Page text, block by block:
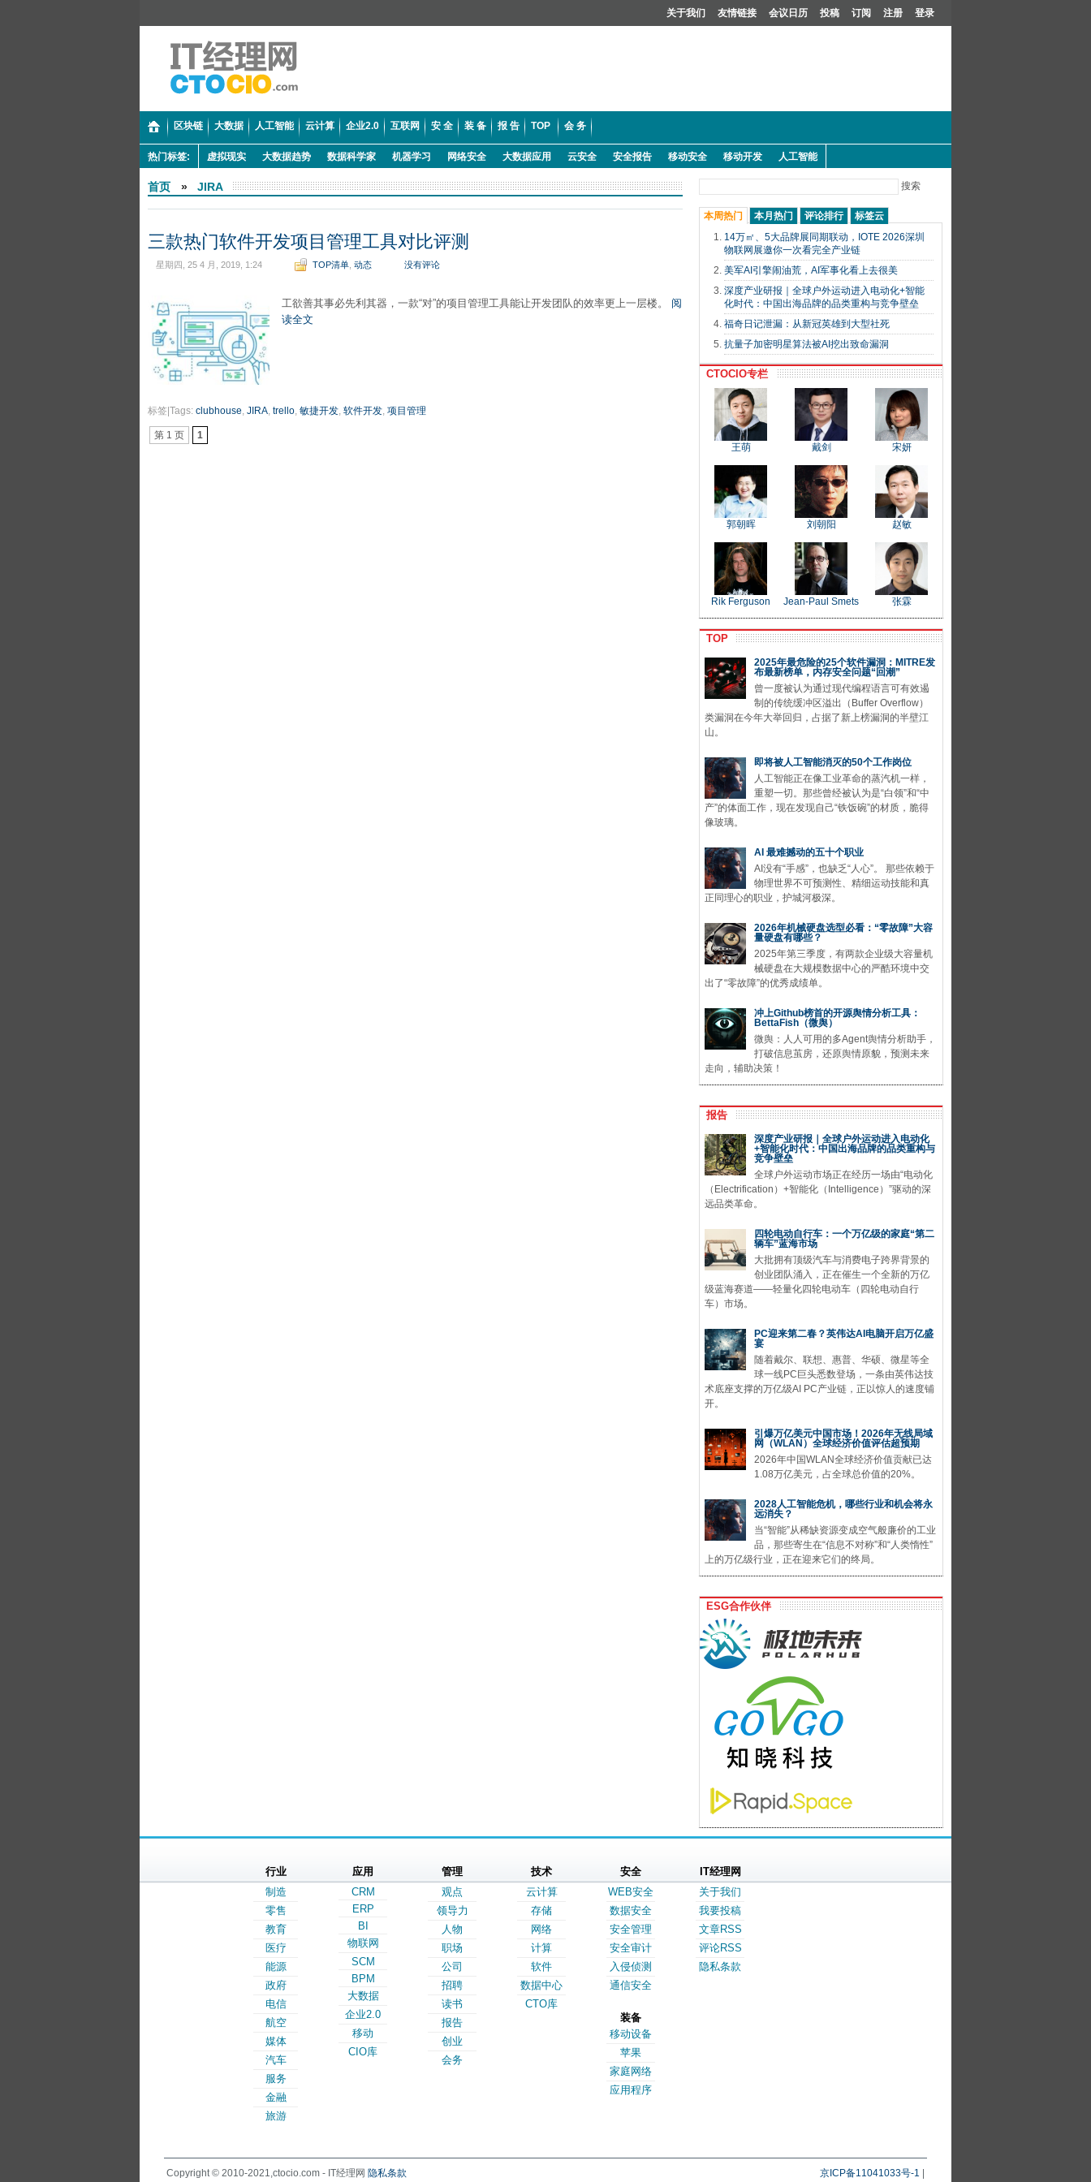
关于我们 友情链接 会议日历 投稿 订阅 注册 登录
区块链 大数据 人工智能 云计算 企业2.0 互联网 安 全 装 备 报 告 TOP 会 务
热门标签: 虚拟现实 大数据趋势 数据科学家 机器学习 网络安全 大数据应用 云安全 安全报告 移动安全 移动开发 人工智能
首页 » JIRA
三款热门软件开发项目管理工具对比评测
星期四, 25 4 月, 2019, 1:24 TOP清单 动态 没有评论
工欲善其事必先利其器，一款“对”的项目管理工具能让开发团队的效率更上一层楼。 阅
读全文
标签|Tags: clubhouse, JIRA, trello, 敏捷开发, 软件开发, 项目管理
第 1 页 1
搜索
本周热门 本月热门 评论排行
标签云
14万㎡、5大品牌展同期联动，IOTE 2026深圳
物联网展邀你一次看完全产业链
美军AI引擎闹油荒，AI军事化看上去很美
深度产业研报｜全球户外运动进入电动化+智能
化时代：中国出海品牌的品类重构与竞争壁垒
福奇日记泄漏：从新冠英雄到大型社死
抗量子加密明星算法被AI挖出致命漏洞
CTOCIO专栏
王萌 戴剑 宋妍
郭朝晖 刘朝阳 赵敏
Rik Ferguson Jean-Paul Smets 张霖
TOP
2025年最危险的25个软件漏洞：MITRE发
布最新榜单，内存安全问题“回潮”
曾一度被认为通过现代编程语言可有效遏
制的传统缓冲区溢出（Buffer Overflow）
类漏洞在今年大举回归，占据了新上榜漏洞的半壁江
山。
即将被人工智能消灭的50个工作岗位
人工智能正在像工业革命的蒸汽机一样，
重塑一切。那些曾经被认为是“白领”和“中
产”的体面工作，现在发现自己“铁饭碗”的材质，脆得
像玻璃。
AI 最难撼动的五十个职业
AI没有“手感”，也缺乏“人心”。 那些依赖于
物理世界不可预测性、精细运动技能和真
正同理心的职业，护城河极深。
2026年机械硬盘选型必看：“零故障”大容
量硬盘有哪些？
2025年第三季度，有两款企业级大容量机
械硬盘在大规模数据中心的严酷环境中交
出了“零故障”的优秀成绩单。
冲上Github榜首的开源舆情分析工具：
BettaFish（微舆）
微舆：人人可用的多Agent舆情分析助手，
打破信息茧房，还原舆情原貌，预测未来
走向，辅助决策！
报告
深度产业研报｜全球户外运动进入电动化
+智能化时代：中国出海品牌的品类重构与
竞争壁垒
全球户外运动市场正在经历一场由“电动化
（Electrification）+智能化（Intelligence）”驱动的深
远品类革命。
四轮电动自行车：一个万亿级的家庭“第二
辆车”蓝海市场
大批拥有顶级汽车与消费电子跨界背景的
创业团队涌入，正在催生一个全新的万亿
级蓝海赛道——轻量化四轮电动车（四轮电动自行
车）市场。
PC迎来第二春？英伟达AI电脑开启万亿盛
宴
随着戴尔、联想、惠普、华硕、微星等全
球一线PC巨头悉数登场，一条由英伟达技
术底座支撑的万亿级AI PC产业链，正以惊人的速度铺
开。
引爆万亿美元中国市场！2026年无线局域
网（WLAN）全球经济价值评估超预期
2026年中国WLAN全球经济价值贡献已达
1.08万亿美元，占全球总价值的20%。
2028人工智能危机，哪些行业和机会将永
远消失？
当“智能”从稀缺资源变成空气般廉价的工业
品，那些寄生在“信息不对称”和“人类惰性”
上的万亿级行业，正在迎来它们的终局。
ESG合作伙伴
行业
制造
零售
教育
医疗
能源
政府
电信
航空
媒体
汽车
服务
金融
旅游
应用
CRM
ERP
BI
物联网
SCM
BPM
大数据
企业2.0
移动
CIO库
管理
观点
领导力
人物
职场
公司
招聘
读书
报告
创业
会务
技术
云计算
存储
网络
计算
软件
数据中心
CTO库
安全
WEB安全
数据安全
安全管理
安全审计
入侵侦测
通信安全
装备
移动设备
苹果
家庭网络
应用程序
IT经理网
关于我们
我要投稿
文章RSS
评论RSS
隐私条款
Copyright © 2010-2021,ctocio.com - IT经理网 隐私条款 京ICP备11041033号-1